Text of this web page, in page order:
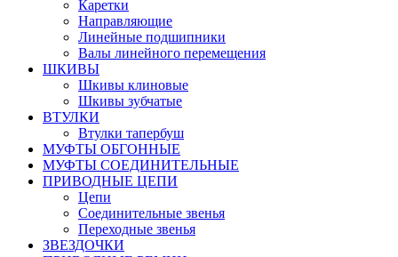
Каретки
Направляющие
Линейные подшипники
Валы линейного перемещения
ШКИВЫ
Шкивы клиновые
Шкивы зубчатые
ВТУЛКИ
Втулки тапербуш
МУФТЫ ОБГОННЫЕ
МУФТЫ СОЕДИНИТЕЛЬНЫЕ
ПРИВОДНЫЕ ЦЕПИ
Цепи
Соединительные звенья
Переходные звенья
ЗВЕЗДОЧКИ